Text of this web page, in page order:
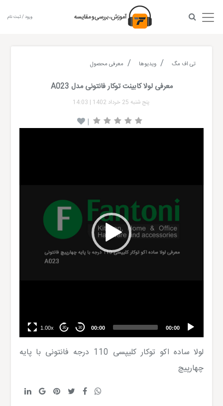
ورود / ثبت نام
تی اف مگ ویدیوها معرفی محصول
معرفی لولا کابینت توکار فانتونی مدل A023
پنج شنبه 25 خرداد 1402 |
14:03
|
Video
00:00
00:00
30
30
1.00x
لولا ساده اکو توکار کلیپسی 110 درجه فانتونی با پایه
چهارپیچ